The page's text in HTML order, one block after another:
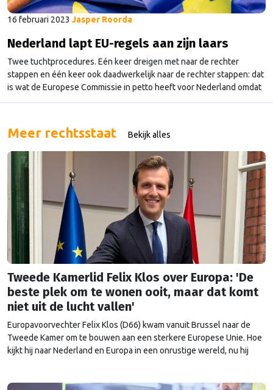
16 februari 2023 Jasper Roorda
Nederland lapt EU-regels aan zijn laars
Twee tuchtprocedures. Eén keer dreigen met naar de rechter
stappen en één keer ook daadwerkelijk naar de rechter stappen: dat
is wat de Europese Commissie in petto heeft voor Nederland omdat
het verschillende Europese wetten niet naleeft.
Meer rechtsstaat Bekijk alles
Tweede Kamerlid Felix Klos over Europa: 'De
beste plek om te wonen ooit, maar dat komt
niet uit de lucht vallen'
Europavoorvechter Felix Klos (D66) kwam vanuit Brussel naar de
Tweede Kamer om te bouwen aan een sterkere Europese Unie. Hoe
kijkt hij naar Nederland en Europa in een onrustige wereld, nu hij